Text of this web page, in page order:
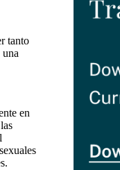
tanto
en